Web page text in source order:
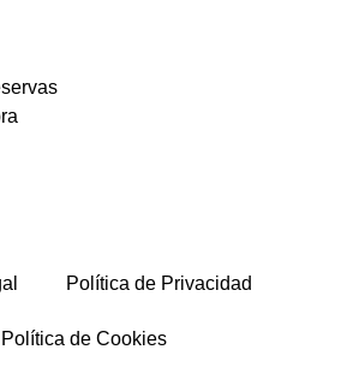
Política de Privacidad
Política de Cookies